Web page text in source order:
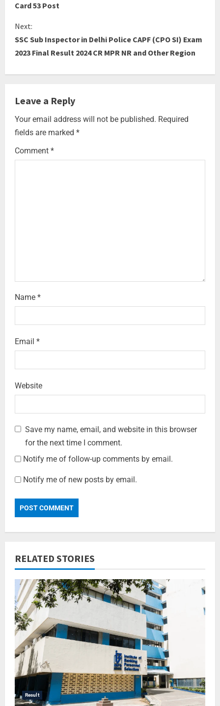
Card 53 Post
Next:
SSC Sub Inspector in Delhi Police CAPF (CPO SI) Exam
2023 Final Result 2024 CR MPR NR and Other Region
Leave a Reply
Your email address will not be published. Required
fields are marked *
Comment *
Name *
Email *
Website
Save my name, email, and website in this browser
for the next time I comment.
Notify me of follow-up comments by email.
Notify me of new posts by email.
RELATED STORIES
Result